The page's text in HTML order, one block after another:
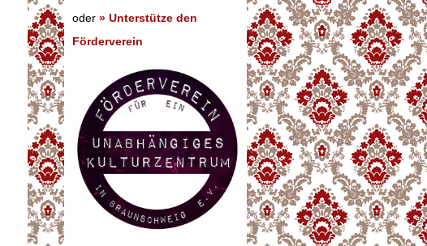
oder » Unterstütze den
Förderverein